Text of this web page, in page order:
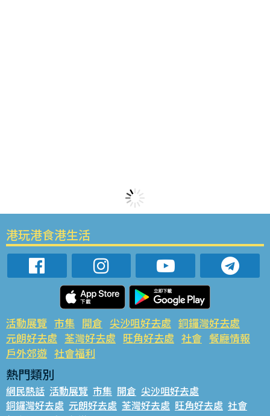
港玩港食港生活
活動展覽 市集 開倉 尖沙咀好去處 銅鑼灣好去處
元朗好去處 荃灣好去處 旺角好去處 社會 餐廳情報
戶外郊遊 社會福利
熱門類別
網民熱話 活動展覽 市集 開倉 尖沙咀好去處
銅鑼灣好去處 元朗好去處 荃灣好去處 旺角好去處 社會